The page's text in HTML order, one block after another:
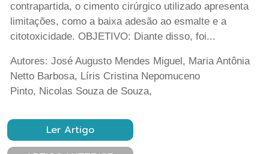
contrapartida, o cimento cirúrgico utilizado apresenta
limitações, como a baixa adesão ao esmalte e a
citotoxicidade. OBJETIVO: Diante disso, foi...
Autores: José Augusto Mendes Miguel, Maria Antônia
Netto Barbosa, Líris Cristina Nepomuceno
Pinto, Nicolas Souza de Souza,
Ler Artigo